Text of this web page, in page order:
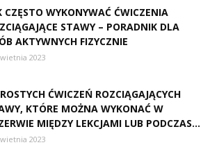
CZĘSTO WYKONYWAĆ ĆWICZENIA
STAWY – PORADNIK DLA
AKTYWNYCH FIZYCZNIE
2023
ĆWICZEŃ ROZCIĄGAJĄCYCH
KTÓRE MOŻNA WYKONAĆ W
MIĘDZY LEKCJAMI LUB PODCZAS...
2023